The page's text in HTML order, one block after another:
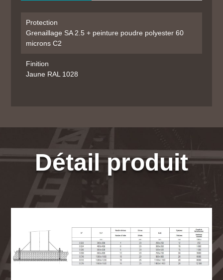
Protection
Grenaillage SA 2.5 + peinture poudre polyester 60
microns C2
Finition
Jaune RAL 1028
Détail produit